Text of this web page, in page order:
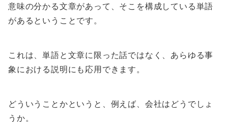
意味の分かる文章があって、そこを構成している単語
があるということです。
これは、単語と文章に限った話ではなく、あらゆる事
象における説明にも応用できます。
どういうことかというと、例えば、会社はどうでしょ
うか。